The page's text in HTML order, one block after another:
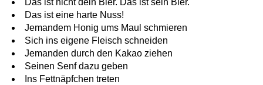
Das ist nicht dein Bier. Das ist sein Bier.
Das ist eine harte Nuss!
Jemandem Honig ums Maul schmieren
Sich ins eigene Fleisch schneiden
Jemanden durch den Kakao ziehen
Seinen Senf dazu geben
Ins Fettnäpfchen treten